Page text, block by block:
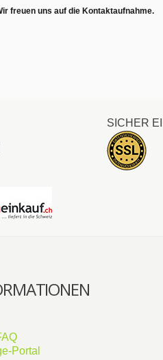
freuen uns auf die Kontaktaufnahme.
SICHER
Portal